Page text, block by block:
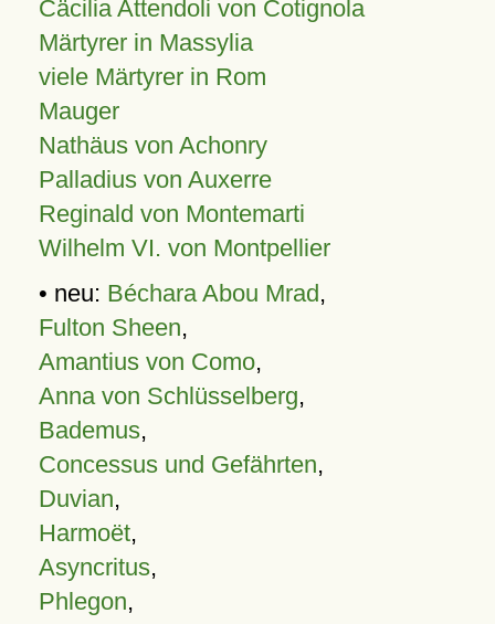
Cäcilia Attendoli von Cotignola
Märtyrer in Massylia
viele Märtyrer in Rom
Mauger
Nathäus von Achonry
Palladius von Auxerre
Reginald von Montemarti
Wilhelm VI. von Montpellier
• neu: Béchara Abou Mrad,
Fulton Sheen,
Amantius von Como,
Anna von Schlüsselberg,
Bademus,
Concessus und Gefährten,
Duvian,
Harmoët,
Asyncritus,
Phlegon,